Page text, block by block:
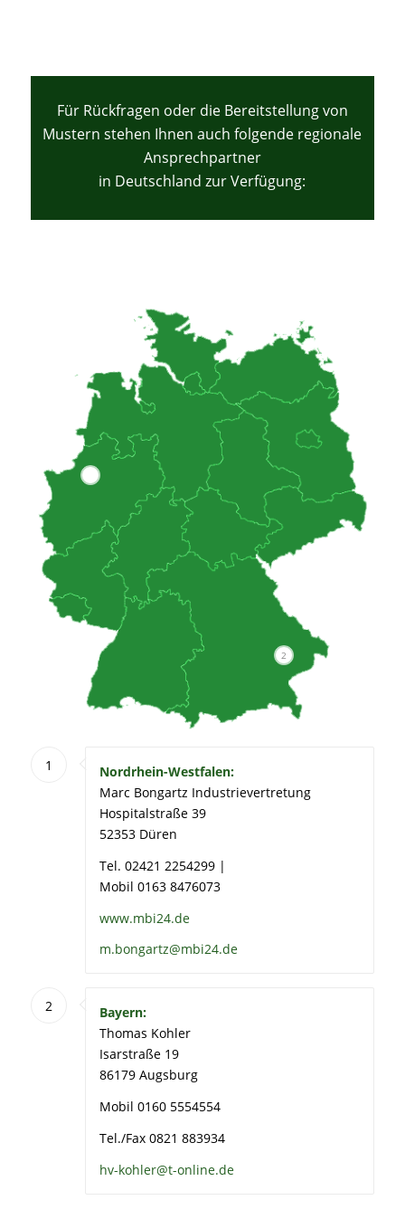
Für Rückfragen oder die Bereitstellung von
Mustern stehen Ihnen auch folgende regionale
Ansprechpartner
in Deutschland zur Verfügung:
2
1
Nordrhein-Westfalen:
Marc Bongartz Industrievertretung
Hospitalstraße 39
52353 Düren
Tel. 02421 2254299 |
Mobil 0163 8476073
www.mbi24.de
m.bongartz@mbi24.de
2
Bayern:
Thomas Kohler
Isarstraße 19
86179 Augsburg
Mobil 0160 5554554
Tel./Fax 0821 883934
hv-kohler@t-online.de